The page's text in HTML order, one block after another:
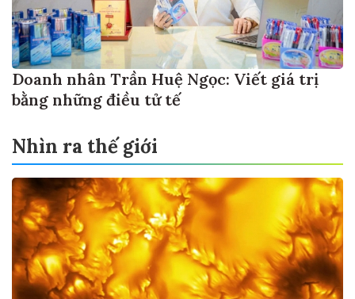
Doanh nhân Trần Huệ Ngọc: Viết giá trị
bằng những điều tử tế
Nhìn ra thế giới